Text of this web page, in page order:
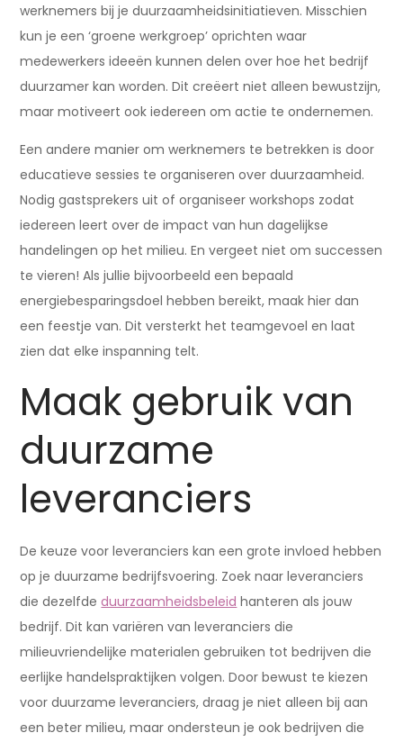
werknemers bij je duurzaamheidsinitiatieven. Misschien
kun je een ‘groene werkgroep’ oprichten waar
medewerkers ideeën kunnen delen over hoe het bedrijf
duurzamer kan worden. Dit creëert niet alleen bewustzijn,
maar motiveert ook iedereen om actie te ondernemen.
Een andere manier om werknemers te betrekken is door
educatieve sessies te organiseren over duurzaamheid.
Nodig gastsprekers uit of organiseer workshops zodat
iedereen leert over de impact van hun dagelijkse
handelingen op het milieu. En vergeet niet om successen
te vieren! Als jullie bijvoorbeeld een bepaald
energiebesparingsdoel hebben bereikt, maak hier dan
een feestje van. Dit versterkt het teamgevoel en laat
zien dat elke inspanning telt.
Maak gebruik van
duurzame
leveranciers
De keuze voor leveranciers kan een grote invloed hebben
op je duurzame bedrijfsvoering. Zoek naar leveranciers
die dezelfdeduurzaamheidsbeleid hanteren als jouw
bedrijf. Dit kan variëren van leveranciers die
milieuvriendelijke materialen gebruiken tot bedrijven die
eerlijke handelspraktijken volgen. Door bewust te kiezen
voor duurzame leveranciers, draag je niet alleen bij aan
een beter milieu, maar ondersteun je ook bedrijven die